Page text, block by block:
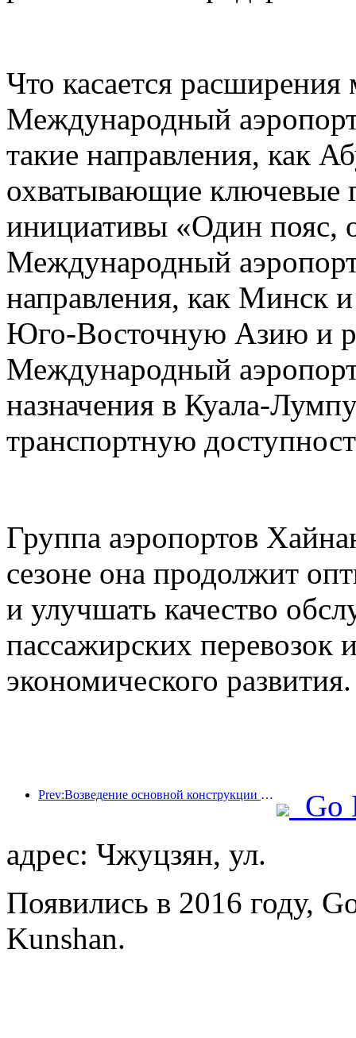
Что касается
Международный
такие направления, как
охватывающие ключевые
инициативы «Один
Международный
направления, как Минск
Юго-Восточную Азию и
Международный
назначения в Куала-
транспортную
Группа аэропортов
сезоне она продолжит
и улучшать качество
пассажирских перевозок
экономического развития.
Prev:Возведение основной конструкции океанариума Beijing Haichang Ocean Park планируется завершить к концу года; окончание строительства и открытие ожидаются в 2027 году.
Go
адрес: Чжуцзян, ул.
Появились в 2016 году,
Kunshan.